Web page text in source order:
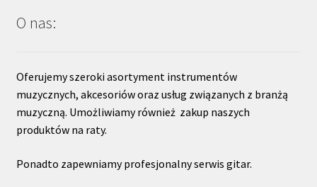
O nas:
Oferujemy szeroki asortyment instrumentów
muzycznych, akcesoriów oraz usług związanych z branżą
muzyczną. Umożliwiamy również zakup naszych
produktów na raty.
Ponadto zapewniamy profesjonalny serwis gitar.